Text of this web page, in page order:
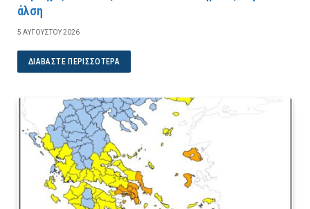
άλση
5 ΑΥΓΟΎΣΤΟΥ 2026
ΔΙΑΒΆΣΤΕ ΠΕΡΙΣΣΌΤΕΡΑ